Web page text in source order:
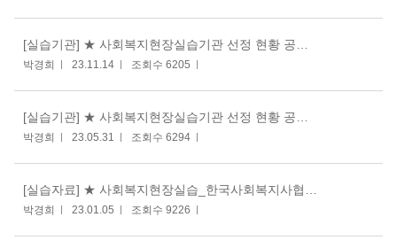
[실습기관] ★ 사회복지현장실습기관 선정 현황 공고 (2023.06.16기준) : 첨부 파일 참조
박경희 23.11.14 조회수 6205
[실습기관] ★ 사회복지현장실습기관 선정 현황 공고 (2023.05.26 기준) : 첨부 파일 참조
박경희 23.05.31 조회수 6294
[실습자료] ★ 사회복지현장실습_한국사회복지사협회 표준 실습 교육 매뉴얼 서식
박경희 23.01.05 조회수 9226